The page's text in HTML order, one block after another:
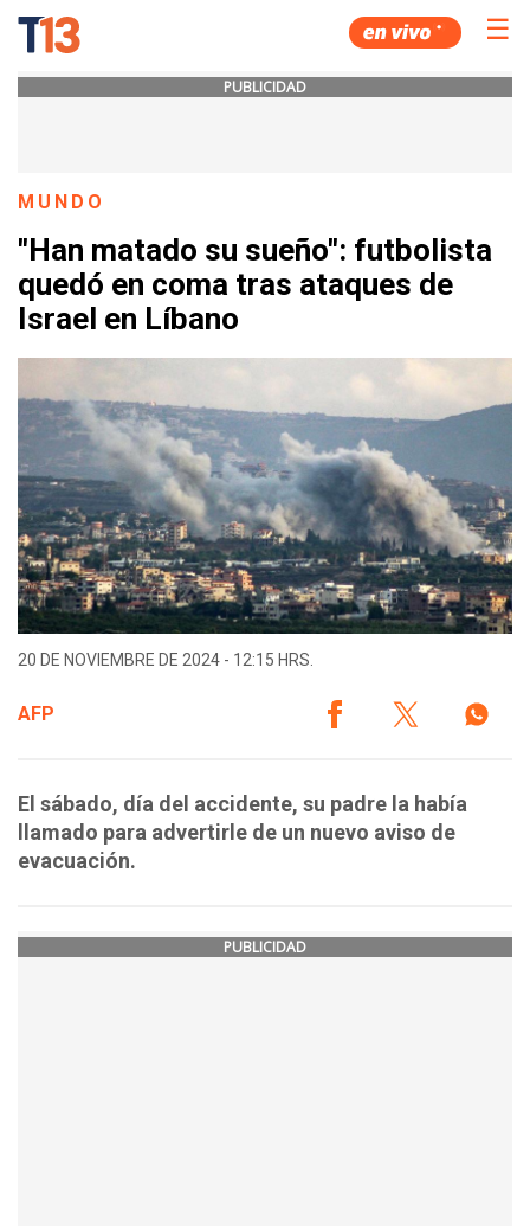
☰
PUBLICIDAD
MUNDO
"Han matado su sueño": futbolista
quedó en coma tras ataques de
Israel en Líbano
20 DE NOVIEMBRE DE 2024 - 12:15 HRS.
AFP
El sábado, día del accidente, su padre la había
llamado para advertirle de un nuevo aviso de
evacuación.
PUBLICIDAD